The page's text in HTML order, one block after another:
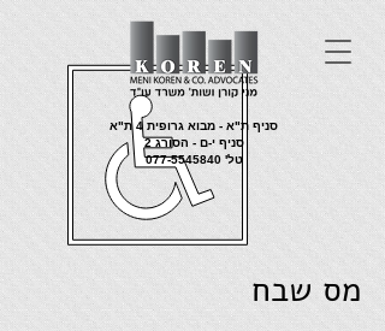
סניף ת"א - מבוא גרופית 4 ת"א
סניף י-ם - הסורג 2
טל'077-5545840
מס שבח